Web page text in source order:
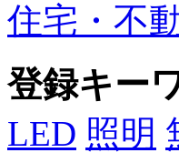
住宅・不
登録キー
LED 照明